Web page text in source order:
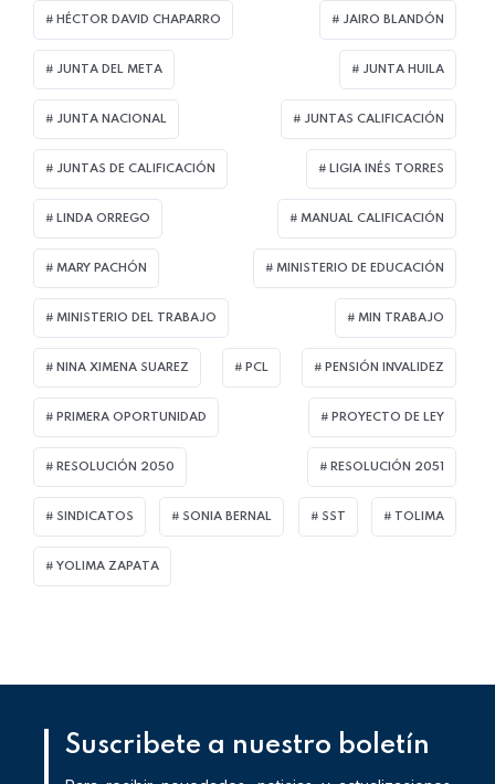
HÉCTOR DAVID CHAPARRO JAIRO BLANDÓN
JUNTA DEL META JUNTA HUILA
JUNTA NACIONAL JUNTAS CALIFICACIÓN
JUNTAS DE CALIFICACIÓN LIGIA INÉS TORRES
LINDA ORREGO MANUAL CALIFICACIÓN
MARY PACHÓN MINISTERIO DE EDUCACIÓN
MINISTERIO DEL TRABAJO MIN TRABAJO
NINA XIMENA SUAREZ PCL PENSIÓN INVALIDEZ
PRIMERA OPORTUNIDAD PROYECTO DE LEY
RESOLUCIÓN 2050 RESOLUCIÓN 2051
SINDICATOS SONIA BERNAL SST TOLIMA
YOLIMA ZAPATA
Suscribete a nuestro boletín